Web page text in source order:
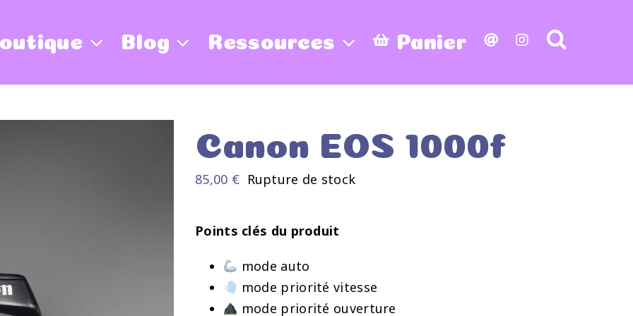
Blog Ressources Panier
Canon EOS 1000f
85,00 € Rupture de stock
Points clés du produit
mode auto
mode priorité vitesse
mode priorité ouverture